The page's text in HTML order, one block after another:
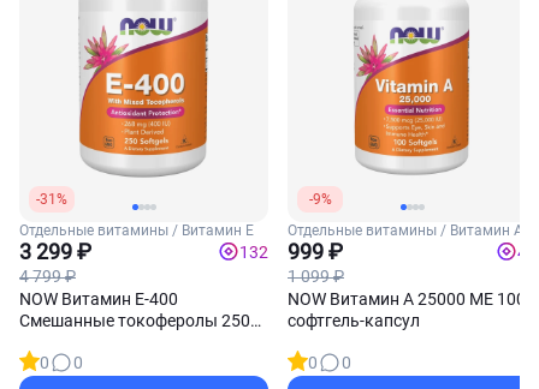
-31%
Отдельные витамины / Витамин Е
3 299 ₽
4 799 ₽
132
NOW Витамин Е-400
Смешанные токоферолы 250
0
0
-9%
Отдельные витамины / Витамин А
999 ₽
1 099 ₽
40
NOW Витамин А 25000 МЕ 100
софтгель-капсул
0
0